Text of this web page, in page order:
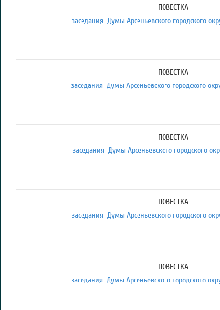
ПОВЕСТКА
заседания Думы Арсеньевского городского
ПОВЕСТКА
заседания Думы Арсеньевского городского
ПОВЕСТКА
заседания Думы Арсеньевского городского
ПОВЕСТКА
заседания Думы Арсеньевского городского
ПОВЕСТКА
заседания Думы Арсеньевского городского